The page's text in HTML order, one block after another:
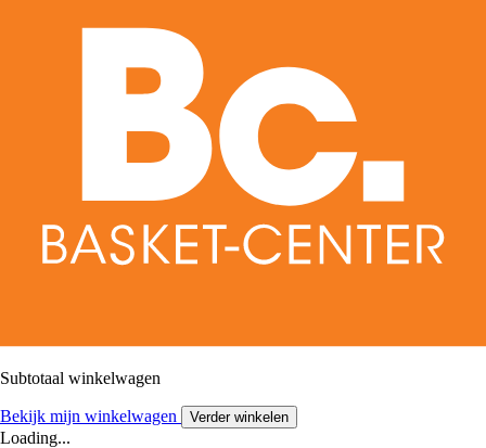
Subtotaal winkelwagen
Bekijk mijn winkelwagen Verder winkelen
Loading...